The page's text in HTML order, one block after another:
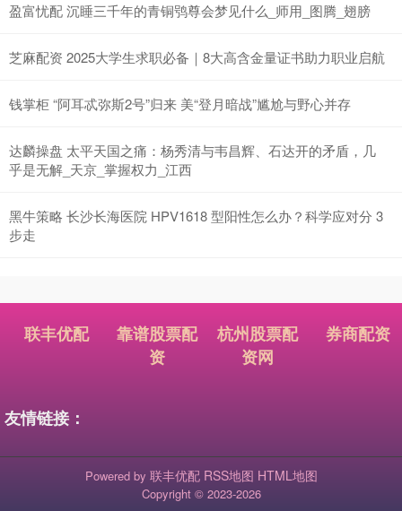
盈富忧配 沉睡三千年的青铜鸮尊会梦见什么_师用_图腾_翅膀
芝麻配资 2025大学生求职必备｜8大高含金量证书助力职业启航
钱掌柜 “阿耳忒弥斯2号”归来 美“登月暗战”尴尬与野心并存
达麟操盘 太平天国之痛：杨秀清与韦昌辉、石达开的矛盾，几
乎是无解_天京_掌握权力_江西
黑牛策略 长沙长海医院 HPV1618 型阳性怎么办？科学应对分 3
步走
联丰优配
靠谱股票配
资
杭州股票配
资网
券商配资
友情链接：
Powered by 联丰优配 RSS地图 HTML地图
Copyright © 2023-2026